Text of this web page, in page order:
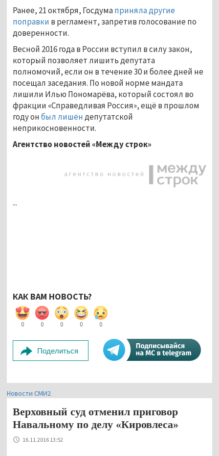
Ранее, 21 октября, Госдумаприняла другие
поправки в регламент, запретив голосование по
доверенности.
Весной 2016 года в России вступил в силу закон,
который позволяет лишить депутата
полномочий, если он в течение 30 и более дней не
посещал заседания. По новой норме мандата
лишили Илью Пономарёва, который состоял во
фракции «Справедливая Россия», ещё в прошлом
году онбыл лишёндепутатской
неприкосновенности.
Агентство новостей «Между строк»
...
КАК ВАМ НОВОСТЬ?
0 0 0 0 0
Поделиться
Новости СМИ2
Верховный суд отменил приговор
Навальному по делу «Кировлеса»
16.11.2016 13:52